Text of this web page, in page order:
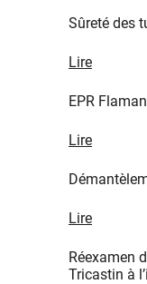
Sûreté des
Lire
EPR
Lire
Lire
Réexamen
Tricastin à